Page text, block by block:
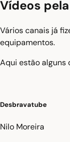
Vídeos
Vários canais já
equipamentos.
Aqui estão alguns
Desbravatube
Nilo Moreira